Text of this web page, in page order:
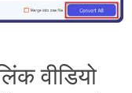
वीडियो